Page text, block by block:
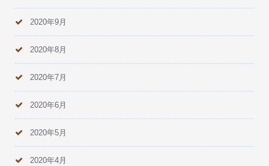
2020年9月
2020年8月
2020年7月
2020年6月
2020年5月
2020年4月